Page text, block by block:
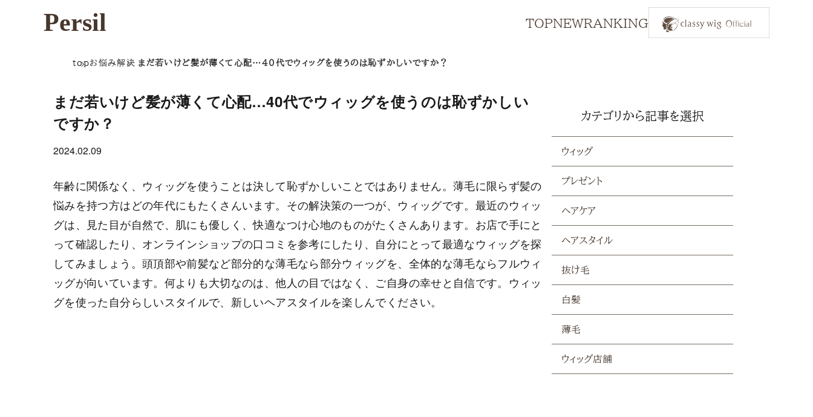
Persil TOPNEWRANKING
topお悩み解決 まだ若いけど髪が薄くて心配…40代でウィッグを使うのは恥ずかしいですか？
まだ若いけど髪が薄くて心配…40代でウィッグを使うのは恥ずかしい
ですか？
2024.02.09
年齢に関係なく、ウィッグを使うことは決して恥ずかしいことではありません。薄毛に限らず髪の
悩みを持つ方はどの年代にもたくさんいます。その解決策の一つが、ウィッグです。最近のウィッ
グは、見た目が自然で、肌にも優しく、快適なつけ心地のものがたくさんあります。お店で手にと
って確認したり、オンラインショップの口コミを参考にしたり、自分にとって最適なウィッグを探
してみましょう。頭頂部や前髪など部分的な薄毛なら部分ウィッグを、全体的な薄毛ならフルウィ
ッグが向いています。何よりも大切なのは、他人の目ではなく、ご自身の幸せと自信です。ウィッ
グを使った自分らしいスタイルで、新しいヘアスタイルを楽しんでください。
カテゴリから記事を選択
ウィッグ
プレゼント
ヘアケア
ヘアスタイル
抜け毛
白髪
薄毛
ウィッグ店舗